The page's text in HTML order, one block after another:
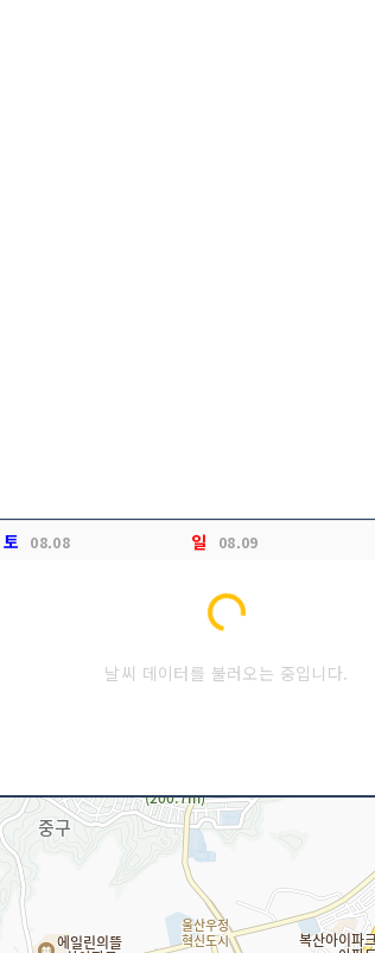
토 08.08 일 08.09
Loading...
날씨 데이터를 불러오는 중입니다.